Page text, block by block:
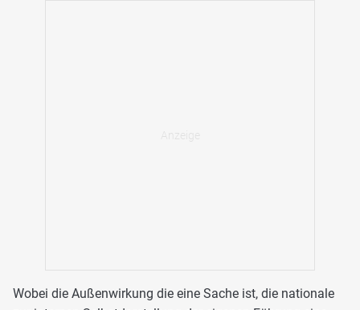
Wobei die Außenwirkung die eine Sache ist, die nationale